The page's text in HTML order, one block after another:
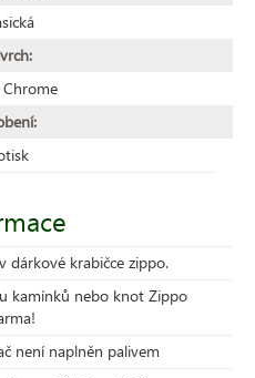
dárkové krabičce zippo.
kamínků nebo knot Zippo
není naplněn palivem